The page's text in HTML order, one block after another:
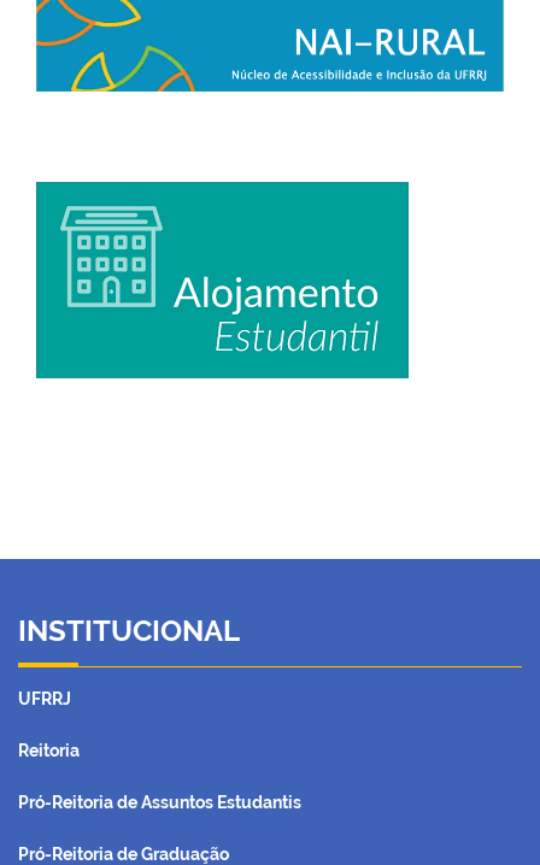
INSTITUCIONAL
UFRRJ
Reitoria
Pró-Reitoria de Assuntos Estudantis
Pró-Reitoria de Graduação